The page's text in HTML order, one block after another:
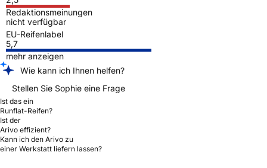
Redaktionsmeinungen
nicht verfügbar
EU-Reifenlabel
5,7
mehr anzeigen
Wie kann ich Ihnen helfen?
Stellen Sie Sophie eine Frage
Ist das ein
Runflat-Reifen?
Ist der
Arivo effizient?
Kann ich den Arivo zu
einer Werkstatt liefern lassen?